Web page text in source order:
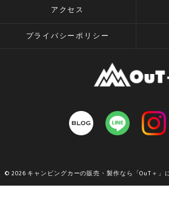
アクセス
プライバシーポリシー
© 2026 キャンピングカーの販売・製作なら「OuT＋」に